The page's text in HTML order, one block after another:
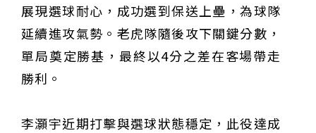
展現選球耐心，成功選到保送上壘，為球隊
延續進攻氣勢。老虎隊隨後攻下關鍵分數，
單局奠定勝基，最終以4分之差在客場帶走
勝利。
李灝宇近期打擊與選球狀態穩定，此役達成